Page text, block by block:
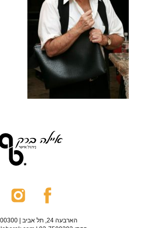
הארבעה 24, תל אביב | 03-7500300